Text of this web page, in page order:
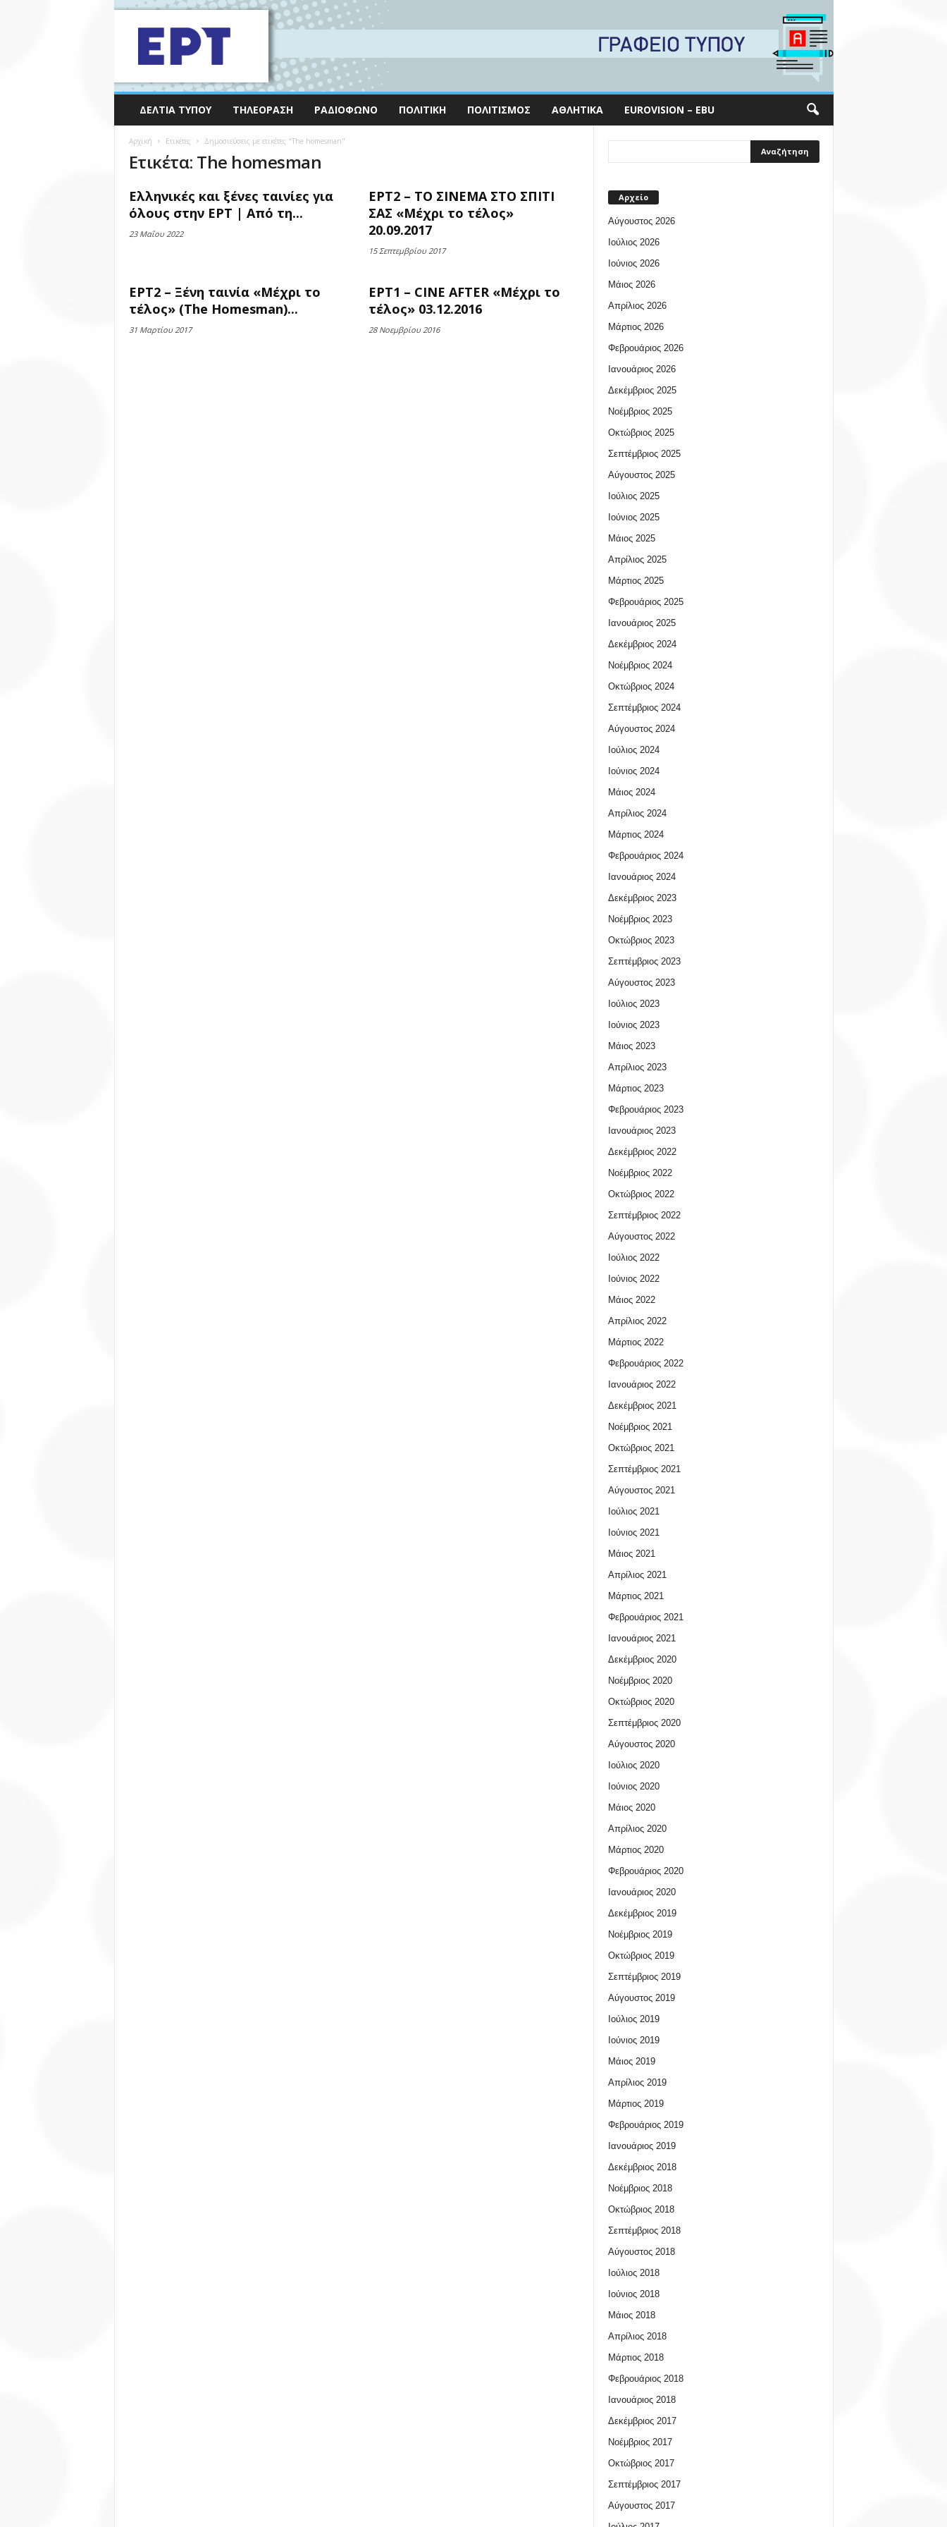
ΔΕΛΤΊΑ ΤΎΠΟΥ ΤΗΛΕΌΡΑΣΗ ΡΑΔΙΌΦΩΝΟ ΠΟΛΙΤΙΚΉ ΠΟΛΙΤΙΣΜΌΣ ΑΘΛΗΤΙΚΆ EUROVISION – EBU
Αρχική Ετικέτες Δημοσιεύσεις με ετικέτες "The homesman"
Ετικέτα: The homesman
Ελληνικές και ξένες ταινίες για
όλους στην ΕΡΤ | Από τη...
23 Μαΐου 2022
ΕΡΤ2 – ΤΟ ΣΙΝΕΜΑ ΣΤΟ ΣΠΙΤΙ
ΣΑΣ «Μέχρι το τέλος»
20.09.2017
15 Σεπτεμβρίου 2017
ΕΡΤ2 – Ξένη ταινία «Μέχρι το
τέλος» (The Homesman)...
31 Μαρτίου 2017
ΕΡΤ1 – CINE AFTER «Μέχρι το
τέλος» 03.12.2016
28 Νοεμβρίου 2016
Αρχείο
Αύγουστος 2026
Ιούλιος 2026
Ιούνιος 2026
Μάιος 2026
Απρίλιος 2026
Μάρτιος 2026
Φεβρουάριος 2026
Ιανουάριος 2026
Δεκέμβριος 2025
Νοέμβριος 2025
Οκτώβριος 2025
Σεπτέμβριος 2025
Αύγουστος 2025
Ιούλιος 2025
Ιούνιος 2025
Μάιος 2025
Απρίλιος 2025
Μάρτιος 2025
Φεβρουάριος 2025
Ιανουάριος 2025
Δεκέμβριος 2024
Νοέμβριος 2024
Οκτώβριος 2024
Σεπτέμβριος 2024
Αύγουστος 2024
Ιούλιος 2024
Ιούνιος 2024
Μάιος 2024
Απρίλιος 2024
Μάρτιος 2024
Φεβρουάριος 2024
Ιανουάριος 2024
Δεκέμβριος 2023
Νοέμβριος 2023
Οκτώβριος 2023
Σεπτέμβριος 2023
Αύγουστος 2023
Ιούλιος 2023
Ιούνιος 2023
Μάιος 2023
Απρίλιος 2023
Μάρτιος 2023
Φεβρουάριος 2023
Ιανουάριος 2023
Δεκέμβριος 2022
Νοέμβριος 2022
Οκτώβριος 2022
Σεπτέμβριος 2022
Αύγουστος 2022
Ιούλιος 2022
Ιούνιος 2022
Μάιος 2022
Απρίλιος 2022
Μάρτιος 2022
Φεβρουάριος 2022
Ιανουάριος 2022
Δεκέμβριος 2021
Νοέμβριος 2021
Οκτώβριος 2021
Σεπτέμβριος 2021
Αύγουστος 2021
Ιούλιος 2021
Ιούνιος 2021
Μάιος 2021
Απρίλιος 2021
Μάρτιος 2021
Φεβρουάριος 2021
Ιανουάριος 2021
Δεκέμβριος 2020
Νοέμβριος 2020
Οκτώβριος 2020
Σεπτέμβριος 2020
Αύγουστος 2020
Ιούλιος 2020
Ιούνιος 2020
Μάιος 2020
Απρίλιος 2020
Μάρτιος 2020
Φεβρουάριος 2020
Ιανουάριος 2020
Δεκέμβριος 2019
Νοέμβριος 2019
Οκτώβριος 2019
Σεπτέμβριος 2019
Αύγουστος 2019
Ιούλιος 2019
Ιούνιος 2019
Μάιος 2019
Απρίλιος 2019
Μάρτιος 2019
Φεβρουάριος 2019
Ιανουάριος 2019
Δεκέμβριος 2018
Νοέμβριος 2018
Οκτώβριος 2018
Σεπτέμβριος 2018
Αύγουστος 2018
Ιούλιος 2018
Ιούνιος 2018
Μάιος 2018
Απρίλιος 2018
Μάρτιος 2018
Φεβρουάριος 2018
Ιανουάριος 2018
Δεκέμβριος 2017
Νοέμβριος 2017
Οκτώβριος 2017
Σεπτέμβριος 2017
Αύγουστος 2017